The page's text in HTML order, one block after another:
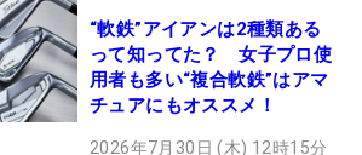
“軟鉄”アイアンは2種類ある
って知ってた？ 女子プロ使
用者も多い“複合軟鉄”はアマ
チュアにもオススメ！
2026年7月30日 (木) 12時15分